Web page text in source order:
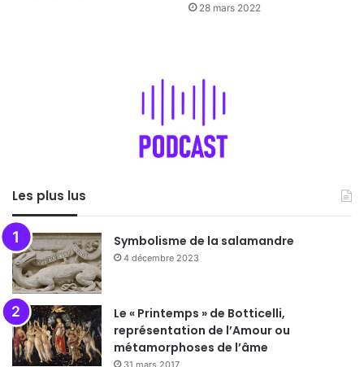
28 mars 2022
Les plus lus
Symbolisme de la salamandre
4 décembre 2023
Le « Printemps » de Botticelli,
représentation de l’Amour ou
métamorphoses de l’âme
31 mars 2017